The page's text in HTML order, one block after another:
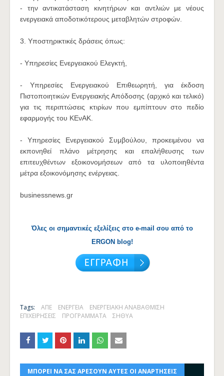
- την αντικατάσταση κινητήρων και αντλιών με νέους
ενεργειακά αποδοτικότερους μεταβλητών στροφών.
3. Υποστηρικτικές δράσεις όπως:
- Υπηρεσίες Ενεργειακού Ελεγκτή,
- Υπηρεσίες Ενεργειακού Επιθεωρητή, για έκδοση
Πιστοποιητικών Ενεργειακής Απόδοσης (αρχικό και τελικό)
για τις περιπτώσεις κτιρίων που εμπίπτουν στο πεδίο
εφαρμογής του ΚΕνΑΚ.
- Υπηρεσίες Ενεργειακού Συμβούλου, προκειμένου να
εκπονηθεί πλάνο μέτρησης και επαλήθευσης των
επιτευχθέντων εξοικονομήσεων από τα υλοποιηθέντα
μέτρα εξοικονόμησης ενέργειας.
businessnews.gr
Όλες οι σημαντικές εξελίξεις στο e-mail σου από το
ERGON blog!
Tags: ΑΠΕ ΕΝΕΡΓΕΙΑ
ΕΝΕΡΓΕΙΑΚΗ ΑΝΑΒΑΘΜΙΣΗ
ΕΠΙΧΕΙΡΗΣΕΙΣ
ΠΡΟΓΡΑΜΜΑΤΑ ΣΗΘΥΑ
ΜΠΟΡΕΙ ΝΑ ΣΑΣ ΑΡΕΣΟΥΝ ΑΥΤΕΣ ΟΙ ΑΝΑΡΤΗΣΕΙΣ